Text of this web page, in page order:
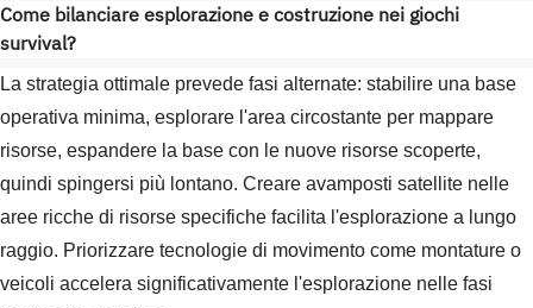
Come bilanciare esplorazione e costruzione nei giochi
survival?
La strategia ottimale prevede fasi alternate: stabilire una base
operativa minima, esplorare l'area circostante per mappare
risorse, espandere la base con le nuove risorse scoperte,
quindi spingersi più lontano. Creare avamposti satellite nelle
aree ricche di risorse specifiche facilita l'esplorazione a lungo
raggio. Priorizzare tecnologie di movimento come montature o
veicoli accelera significativamente l'esplorazione nelle fasi